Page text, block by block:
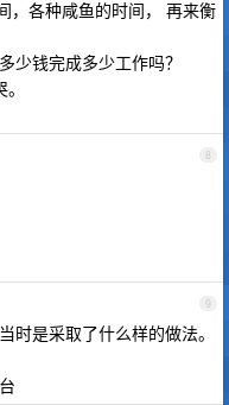
，各种咸鱼的时间， 再来衡
少钱完成多少工作吗？
8
9
时是采取了什么样的做法。